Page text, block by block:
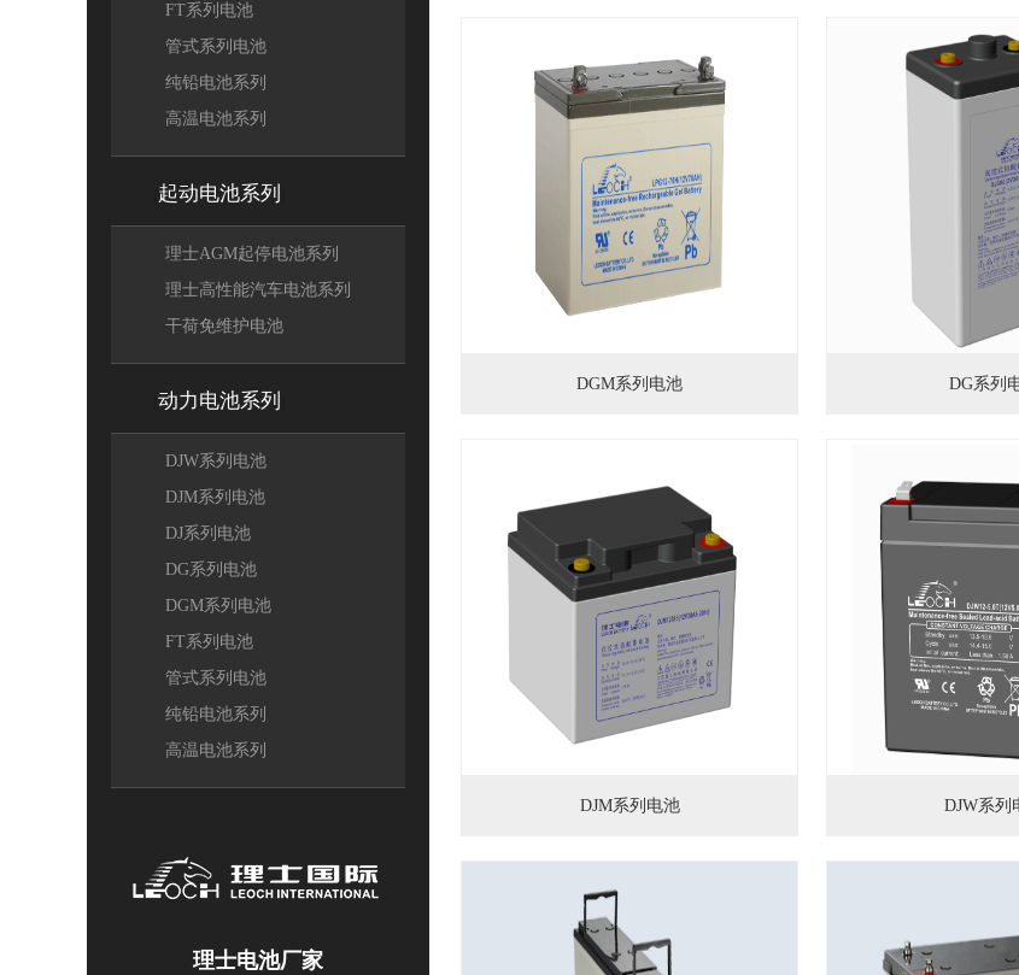
FT系列电池
管式系列电池
纯铅电池系列
高温电池系列
起动电池系列
理士AGM起停电池系列
理士高性能汽车电池系列
干荷免维护电池
动力电池系列
DJW系列电池
DJM系列电池
DJ系列电池
DG系列电池
DGM系列电池
FT系列电池
管式系列电池
纯铅电池系列
高温电池系列
理士电池厂家
DGM系列电池 DG系列
DJM系列电池 DJW系列